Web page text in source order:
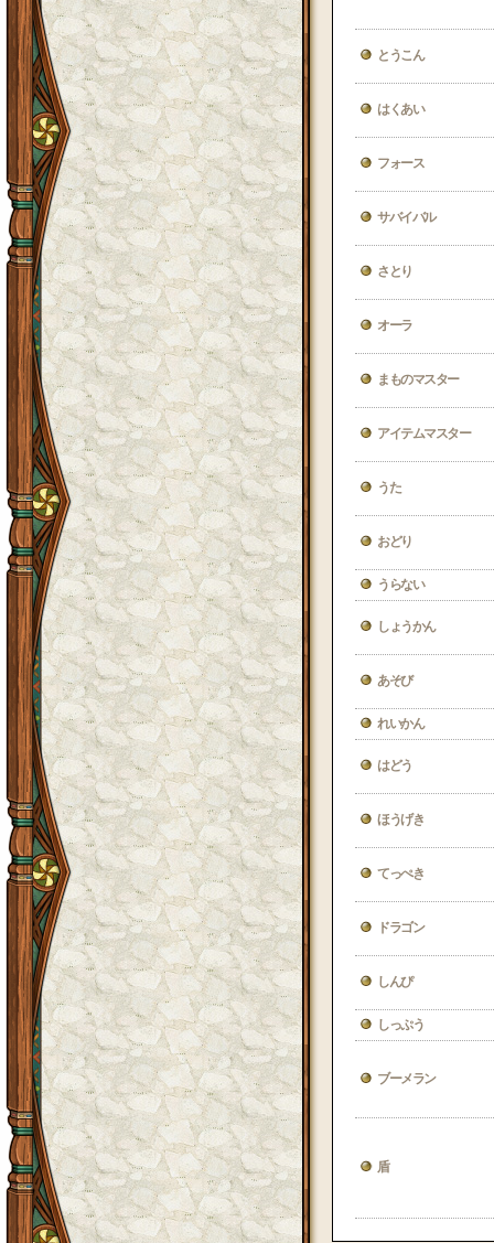
とうこん
はくあい
フォース
サバイバル
さとり
オーラ
まものマスター
アイテムマスター
うた
おどり
うらない
しょうかん
あそび
れいかん
はどう
ほうげき
てっぺき
ドラゴン
しんぴ
しっぷう
ブーメラン
盾